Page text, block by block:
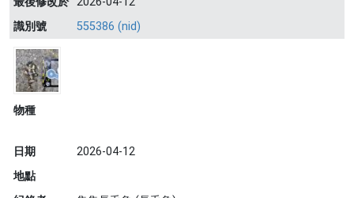
識別號
555386 (nid)
物種
日期
2026-04-12
地點